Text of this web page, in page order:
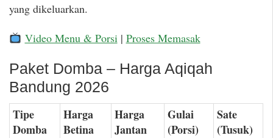
yang dikeluarkan.
Video Menu & Porsi| Proses Memasak
Paket Domba – Harga Aqiqah
Bandung 2026
Tipe
Domba
Harga
Betina
Harga
Jantan
Gulai
(Porsi)
Sate
(Tusuk)